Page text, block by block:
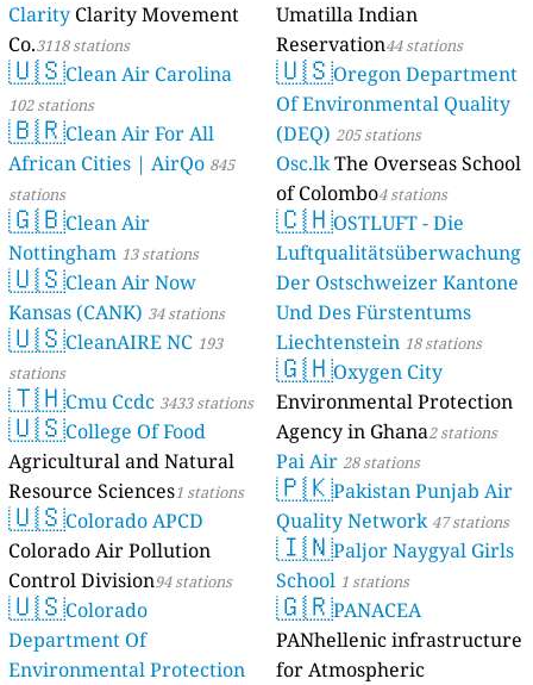
Clarity Clarity Movement
Co.3118 stations
🇺🇸Clean Air Carolina
102 stations
🇧🇷Clean Air For All
African Cities | AirQo 845
stations
🇬🇧Clean Air
Nottingham 13 stations
🇺🇸Clean Air Now
Kansas (CANK) 34 stations
🇺🇸CleanAIRE NC 193
stations
🇹🇭Cmu Ccdc 3433 stations
🇺🇸College Of Food
Agricultural and Natural
Resource Sciences1 stations
🇺🇸Colorado APCD
Colorado Air Pollution
Control Division94 stations
🇺🇸Colorado
Department Of
Environmental Protection
Umatilla Indian
Reservation44 stations
🇺🇸Oregon Department
Of Environmental Quality
(DEQ) 205 stations
Osc.lkThe Overseas School
of Colombo4 stations
🇨🇭OSTLUFT - Die
Luftqualitätsüberwachung
Der Ostschweizer Kantone
Und Des Fürstentums
Liechtenstein 18 stations
🇬🇭Oxygen City
Environmental Protection
Agency in Ghana2 stations
Pai Air 28 stations
🇵🇰Pakistan Punjab Air
Quality Network 47 stations
🇮🇳Paljor Naygyal Girls
School 1 stations
🇬🇷PANACEA
PANhellenic infrastructure
for Atmospheric